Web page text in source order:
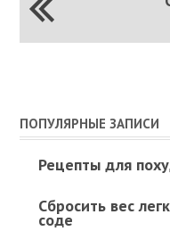
ПОПУЛЯРНЫЕ ЗАПИСИ
Рецепты для
Сбросить вес
соде